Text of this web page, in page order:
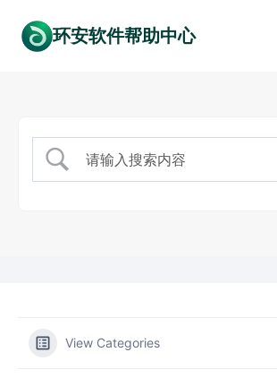
环安软件帮助中心
View Categories